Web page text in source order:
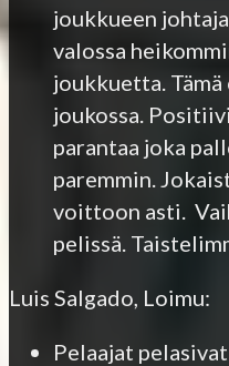
joukkueen
valossa
joukkuetta.
joukossa.
parantaa joka
paremmin.
voittoon asti.
pelissä.
Luis Salgado, Loimu:
Pelaajat